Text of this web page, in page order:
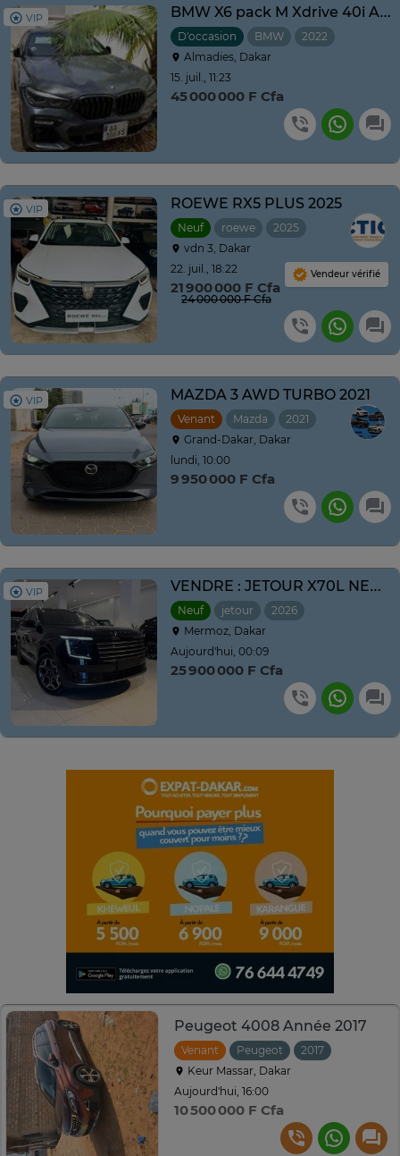
VIP BMW X6 pack M Xdrive 40i Année 2021-2022 prix négociable
D'occasion BMW 2022
Almadies, Dakar
15. juil., 11:23
45 000 000 F Cfa
VIP ROEWE RX5 PLUS 2025
Neuf roewe 2025
Automatique
vdn 3, Dakar
22. juil., 18:22
21 900 000 F Cfa
24 000 000 F Cfa
Vendeur vérifié
VIP MAZDA 3 AWD TURBO 2021
Venant Mazda 2021
Automatique
Grand-Dakar, Dakar
lundi, 10:00
9 950 000 F Cfa
VIP VENDRE : JETOUR X70L NEUF NOUVEAU MODÈLE ANNE 2026
Neuf jetour 2026
Mermoz, Dakar
Aujourd'hui, 00:09
25 900 000 F Cfa
Peugeot 4008 Année 2017
Venant Peugeot 2017
Keur Massar, Dakar
Aujourd'hui, 16:00
10 500 000 F Cfa